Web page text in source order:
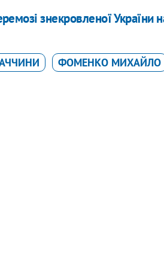
знекровленої України
ФОМЕНКО МИХАЙЛО